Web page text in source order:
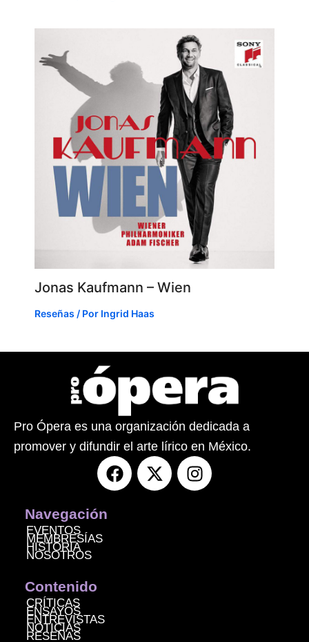
Jonas Kaufmann – Wien
Reseñas / Por Ingrid Haas
Pro Ópera es una organización dedicada a
promover y difundir el arte lírico en México.
F
a
X
-
I
n
Navegación
EVENTOS
MEMBRESÍAS
HISTORIA
NOSOTROS
Contenido
CRÍTICAS
ENSAYOS
ENTREVISTAS
NOTICIAS
RESEÑAS